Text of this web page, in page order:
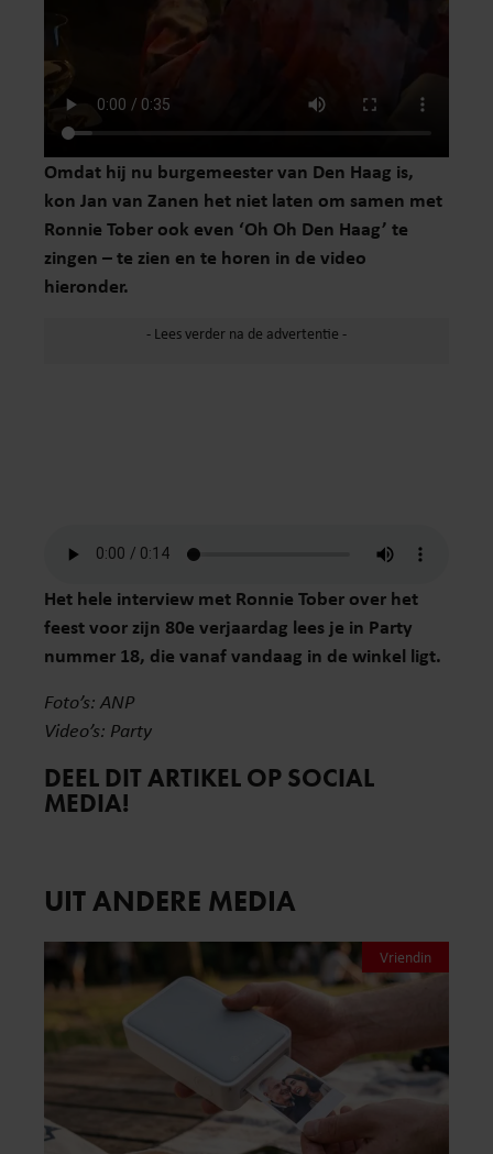
Omdat hij nu burgemeester van Den Haag is,
kon Jan van Zanen het niet laten om samen met
Ronnie Tober ook even ‘Oh Oh Den Haag’ te
zingen – te zien en te horen in de video
hieronder.
Het hele interview met Ronnie Tober over het
feest voor zijn 80e verjaardag lees je in Party
nummer 18, die vanaf vandaag in de winkel ligt.
Foto’s: ANP
Video’s: Party
DEEL DIT ARTIKEL OP SOCIAL
MEDIA!
UIT ANDERE MEDIA
Vriendin